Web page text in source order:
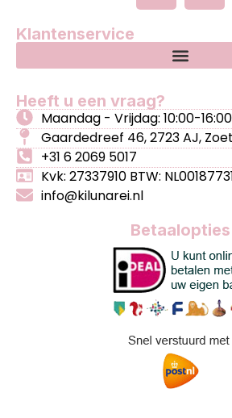
Klantenservice
Heeft u een vraag?
Maandag - Vrijdag: 10:00-16:00
Gaardedreef 46, 2723 AJ,
+31 6 2069 5017
Kvk: 27337910 BTW:
info@kilunarei.nl
Betaalopties